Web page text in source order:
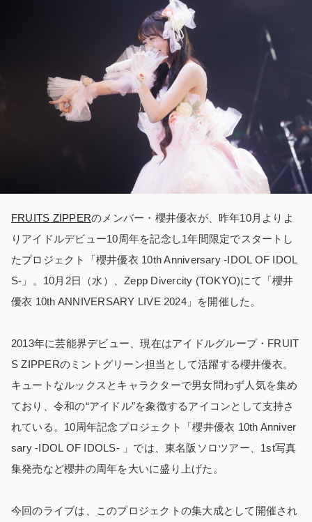
FRUITS ZIPPERのメンバー・櫻井優衣が、昨年10月よりよ
りアイドルデビュー10周年を記念し1年間限定でスタートし
たプロジェクト「櫻井優衣 10th Anniversary -IDOL OF IDOL
S-」。10月2日（水）、Zepp Divercity (TOKYO)にて「櫻井
優衣 10th ANNIVERSARY LIVE 2024」を開催した。
2013年に芸能界デビュー、現在はアイドルグループ・FRUIT
S ZIPPERのミントグリーン担当として活躍する櫻井優衣。
キュートなルックスとキャラクターで男女問わず人気を集め
ており、令和の“アイドル”を象徴するアイコンとして支持さ
れている。10周年記念プロジェクト「櫻井優衣 10th Anniver
sary -IDOL OF IDOLS- 」では、東名阪ソロツアー、1st写真
集発売など櫻井の周年を大いに盛り上げた。
今回のライブは、このプロジェクトの集大成として開催され